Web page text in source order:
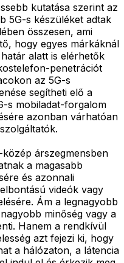
kutatása szerint az
5G-s készüléket adtak
összesen, ami
hogy egyes márkáknál
alatt is elérhetők
penetrációt
az 5G-s
segítheti elő a
s mobiladat-forgalom
azonban várhatóan
árszegmensben
a magasabb
és azonnali
videók vagy
Ám a legnagyobb
minőség vagy a
Hanem a rendkívül
azt fejezi ki, hogy
a hálózaton, a látencia